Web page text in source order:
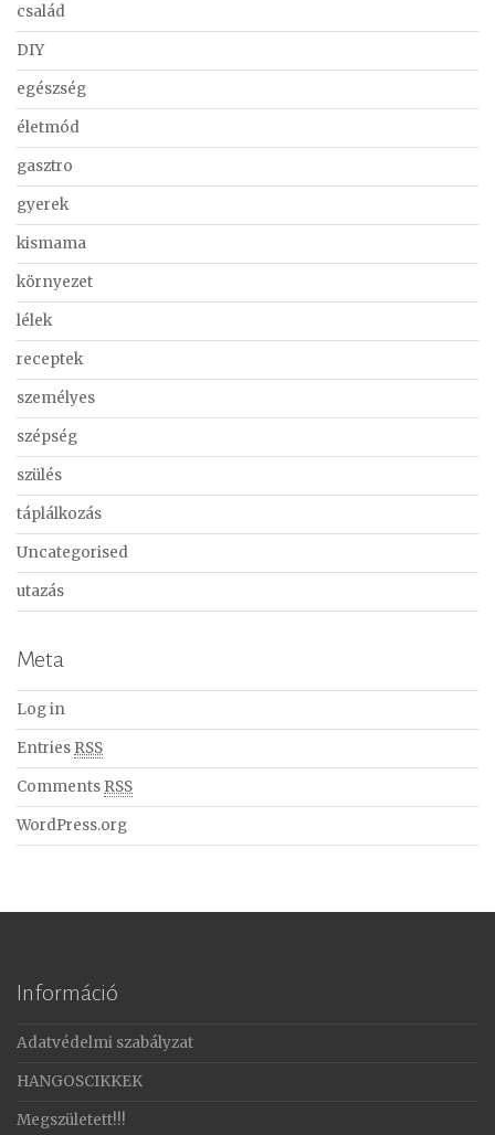
család
DIY
egészség
életmód
gasztro
gyerek
kismama
környezet
lélek
receptek
személyes
szépség
szülés
táplálkozás
Uncategorised
utazás
Meta
Log in
Entries RSS
Comments RSS
WordPress.org
Információ
Adatvédelmi szabályzat
HANGOSCIKKEK
Megszületett!!!